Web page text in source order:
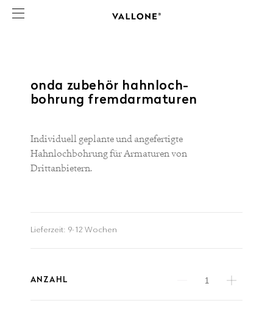
onda zubehör hahnloch-
bohrung fremdarmaturen
Individuell geplante und angefertigte
Hahnlochbohrung für Armaturen von
Drittanbietern.
Lieferzeit: 9-12 Wochen
ANZAHL